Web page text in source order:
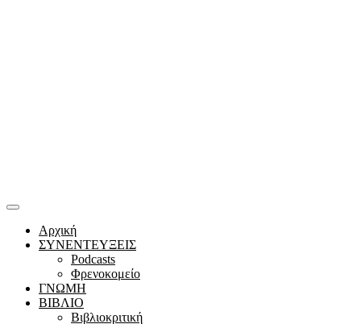
Αρχική
ΣΥΝΕΝΤΕΥΞΕΙΣ
Podcasts
Φρενοκομείο
ΓΝΩΜΗ
ΒΙΒΛΙΟ
Βιβλιοκριτική